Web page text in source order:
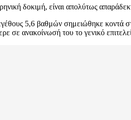
δοκιμή, είναι απολύτως
5,6 βαθμών σημειώθηκε κοντά
σε ανακοίνωσή του το γενικό